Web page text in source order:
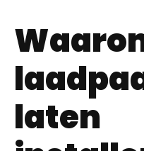
laten